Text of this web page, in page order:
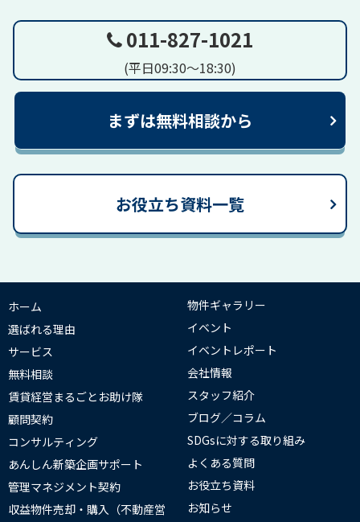
011-827-1021
(平日09:30～18:30)
まずは無料相談から
お役立ち資料一覧
ホーム
選ばれる理由
サービス
無料相談
賃貸経営まるごとお助け隊
顧問契約
コンサルティング
あんしん新築企画サポート
管理マネジメント契約
収益物件売却・購入（不動産営
物件ギャラリー
イベント
イベントレポート
会社情報
スタッフ紹介
ブログ／コラム
SDGsに対する取り組み
よくある質問
お役立ち資料
お知らせ